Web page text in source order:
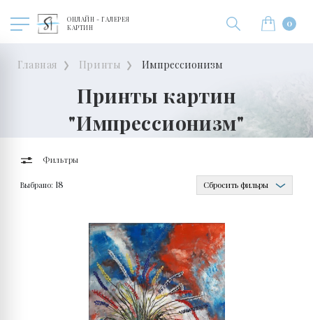
ОНЛАЙН - ГАЛЕРЕЯ
КАРТИН
0
Главная Принты Импрессионизм
Принты картин
"Импрессионизм"
Фильтры
Выбрано: 18 Сбросить фильры